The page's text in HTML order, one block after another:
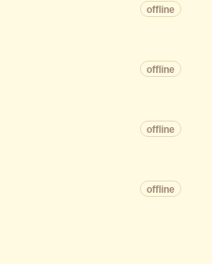
offline
offline
offline
offline